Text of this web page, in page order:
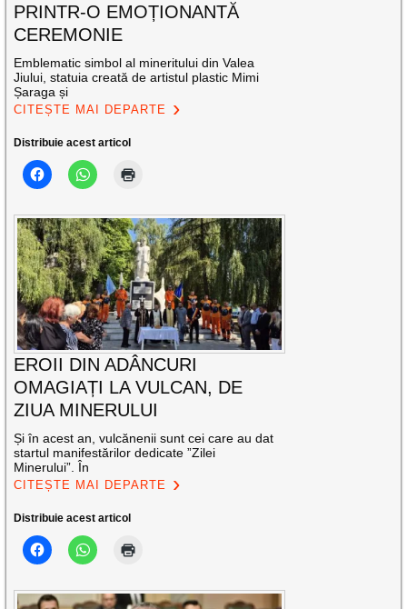
PRINTR-O EMOȚIONANTĂ
CEREMONIE
Emblematic simbol al mineritului din Valea
Jiului, statuia creată de artistul plastic Mimi
Șaraga și
CITEȘTE MAI DEPARTE
Distribuie acest articol
EROII DIN ADÂNCURI
OMAGIAȚI LA VULCAN, DE
ZIUA MINERULUI
Și în acest an, vulcănenii sunt cei care au dat
startul manifestărilor dedicate ”Zilei
Minerului”. În
CITEȘTE MAI DEPARTE
Distribuie acest articol